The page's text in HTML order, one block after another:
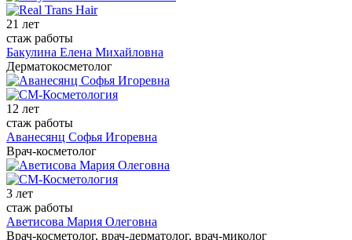
21 лет
стаж работы
Бакулина Елена Михайловна
Дерматокосметолог
12 лет
стаж работы
Аванесянц Софья Игоревна
Врач-косметолог
3 лет
стаж работы
Аветисова Мария Олеговна
Врач-косметолог, врач-дерматолог, врач-миколог